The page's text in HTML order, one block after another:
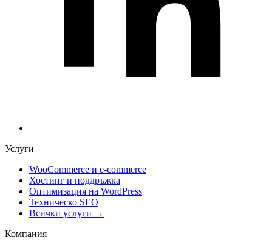
Услуги
WooCommerce и е-commerce
Хостинг и поддръжка
Оптимизация на WordPress
Техническо SEO
Всички услуги →
Компания